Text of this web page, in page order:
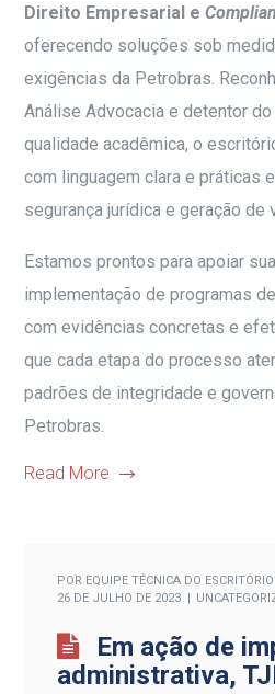
Direito Empresarial e
oferecendo soluções sob
exigências da Petrobras.
Análise Advocacia e detentor
qualidade acadêmica, o
com linguagem clara e práticas
segurança jurídica e geração de
Estamos prontos para apoiar
implementação de programas
com evidências concretas e
que cada etapa do processo
padrões de integridade e
Petrobras.
Read More
POR EQUIPE TÉCNICA DO
26 DE JULHO DE 2023
Em ação de
administrativa,